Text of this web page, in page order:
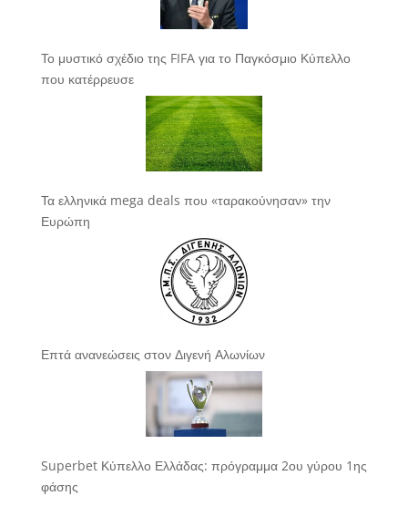
Το μυστικό σχέδιο της FIFA για το Παγκόσμιο Κύπελλο
που κατέρρευσε
Τα ελληνικά mega deals που «ταρακούνησαν» την
Ευρώπη
Επτά ανανεώσεις στον Διγενή Αλωνίων
Superbet Κύπελλο Ελλάδας: πρόγραμμα 2ου γύρου 1ης
φάσης